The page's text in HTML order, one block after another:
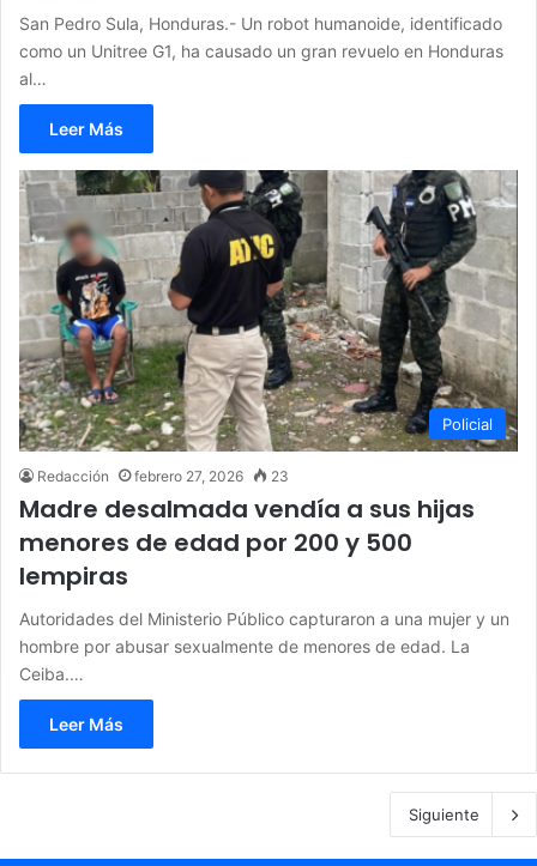
San Pedro Sula, Honduras.- Un robot humanoide, identificado
como un Unitree G1, ha causado un gran revuelo en Honduras
al…
Leer Más
Policial
Redacción febrero 27, 2026 23
Madre desalmada vendía a sus hijas
menores de edad por 200 y 500
lempiras
Autoridades del Ministerio Público capturaron a una mujer y un
hombre por abusar sexualmente de menores de edad. La
Ceiba.…
Leer Más
Siguiente